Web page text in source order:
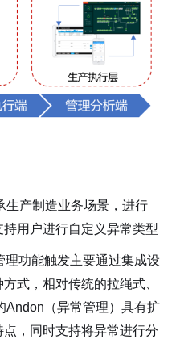
生产制造业务场景，进行
用户进行自定义异常类型
功能触发主要通过集成设
式，相对传统的拉绳式、
Andon（异常管理）具有扩
，同时支持将异常进行分